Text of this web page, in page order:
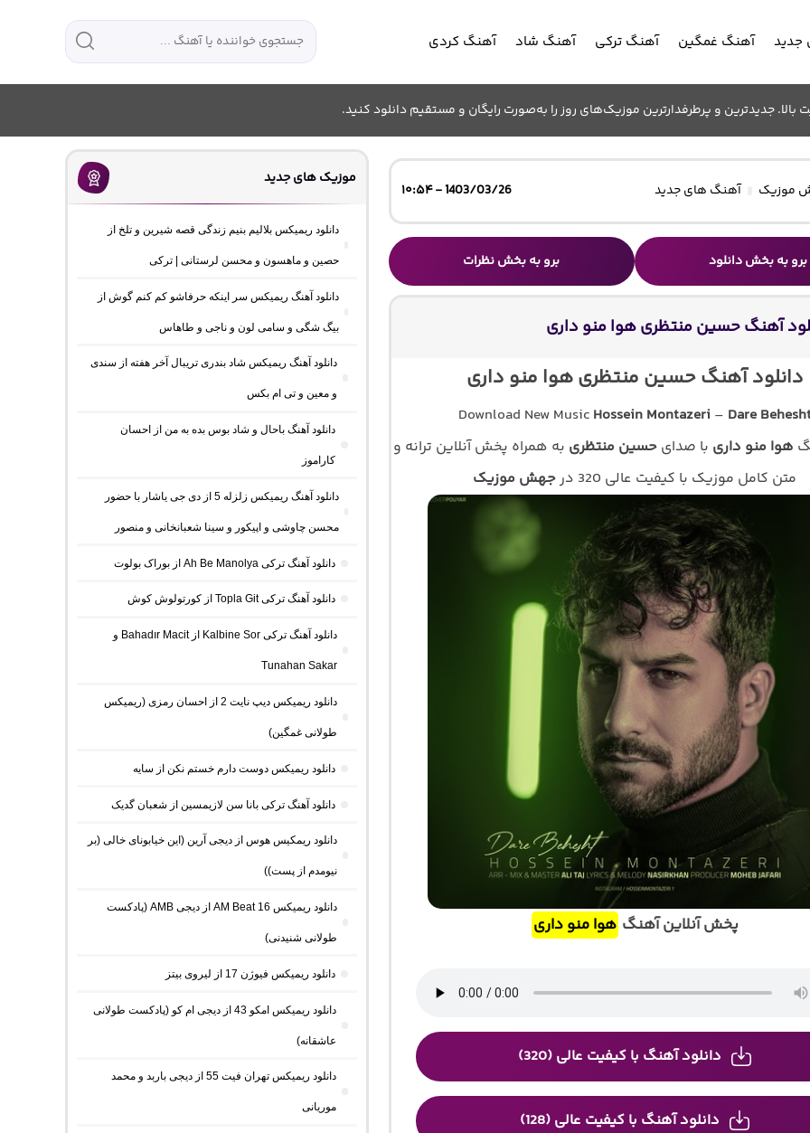
جدید آهنگ غمگین آهنگ ترکی آهنگ شاد آهنگ کردی
جدیدترین و پرطرفدارترین موزیک‌های روز را به‌صورت رایگان و مستقیم دانلود کنید.
موزیک آهنگ های جدید 1403/03/26 - ۱۰:۵۴
برو به بخش دانلود برو به بخش نظرات
آهنگ حسین منتظری هوا منو داری
دانلود آهنگ حسین منتظری هوا منو داری
Download New Music Hossein Montazeri – Dare
هوا منو داری با صدای حسین منتظری به همراه پخش آنلاین ترانه و
متن کامل موزیک با کیفیت عالی 320 در
جهش موزیک
پخش آنلاین آهنگ هوا منو داری
دانلود آهنگ با کیفیت عالی (320)
دانلود آهنگ با کیفیت عالی (128)
موزیک های جدید
دانلود ریمیکس بلالیم بنیم زندگی قصه شیرین و تلخ از
حصین و ماهسون و محسن لرستانی | ترکی
دانلود آهنگ ریمیکس سر اینکه حرفاشو کم کنم گوش از
بیگ شگی و سامی لون و ناجی و طاهاس
دانلود آهنگ ریمیکس شاد بندری تریبال آخر هفته از سندی
و معین و تی ام بکس
دانلود آهنگ باحال و شاد بوس بده به من از احسان
کاراموز
دانلود آهنگ ریمیکس زلزله 5 از دی جی یاشار با حضور
محسن چاوشی و اپیکور و سینا شعبانخانی و منصور
دانلود آهنگ ترکی Ah Be Manolya از بوراک بولوت
دانلود آهنگ ترکی Topla Git از کورتولوش کوش
دانلود آهنگ ترکی Kalbine Sor از Bahadır Macit و
Tunahan Sakar
دانلود ریمیکس دیپ نایت 2 از احسان رمزی (ریمیکس
طولانی غمگین)
دانلود ریمیکس دوست دارم خستم نکن از سایه
دانلود آهنگ ترکی بانا سن لازیمسین از شعبان گدیک
دانلود ریمکیس هوس از دیجی آرین (این خیابونای خالی (بر
نیومدم از پست))
دانلود ریمیکس AM Beat 16 از دیجی AMB (پادکست
طولانی شنیدنی)
دانلود ریمیکس فیوژن 17 از لیروی بیتز
دانلود ریمیکس امکو 43 از دیجی ام کو (پادکست طولانی
عاشقانه)
دانلود ریمیکس تهران فیت 55 از دیجی باربد و محمد
موریانی